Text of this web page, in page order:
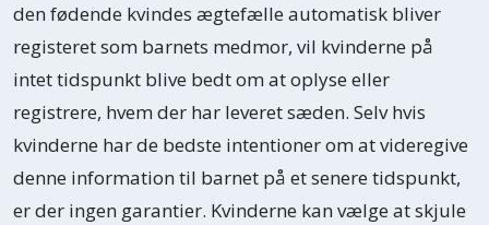
den fødende kvindes ægtefælle automatisk bliver
registeret som barnets medmor, vil kvinderne på
intet tidspunkt blive bedt om at oplyse eller
registrere, hvem der har leveret sæden. Selv hvis
kvinderne har de bedste intentioner om at videregive
denne information til barnet på et senere tidspunkt,
er der ingen garantier. Kvinderne kan vælge at skjule